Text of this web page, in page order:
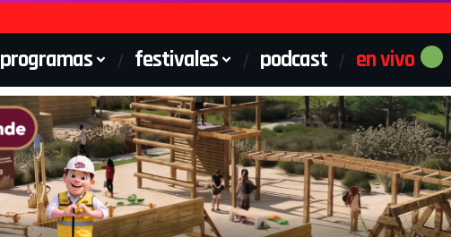
programas festivales podcast en vivo